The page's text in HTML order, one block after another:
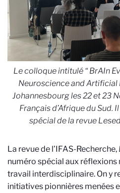
Le colloque intitulé “ BrAIn
Neuroscience and Artificial
Johannesbourg les 22 et 23
Français d’Afrique du Sud.
spécial de la revue
La revue de l’IFAS-Recherche,
numéro spécial aux réflexions
travail interdisciplinaire. On y
initiatives pionnières menées